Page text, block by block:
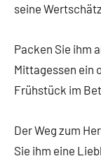
seine
Packen Sie ihm
Mittagessen ein
Frühstück im
Der Weg zum
Sie ihm eine